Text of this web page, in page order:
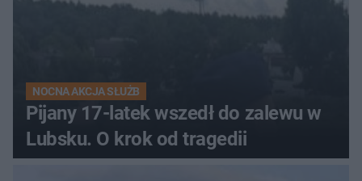
NOCNA AKCJA SŁUŻB
Pijany 17-latek wszedł do zalewu w
Lubsku. O krok od tragedii